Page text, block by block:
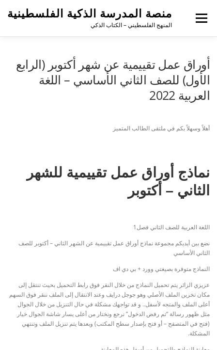
المحتوى
منصة المدرسة الذكية الفلسطينية
المنهج الفلسطيني – الكتاب الذكي
القائمة
أوراق عمل تقييمية عن شهر أكتوبر (الرابع
الأول) للصف الثاني الأساسي – اللغة
العربية 2022
أهلاً وسهلاً بكم في ملتقى الطالب المتميز
نماذج أوراق عمل تقييمية للشهر
الثاني – أكتوبر
اللغة العربية للصف الثاني فصل1
نضع بين أيديكم مجموعة نماذج أوراق عمل تقييمية عن الشهر الثاني – أكتوبر للصف
الثاني الأساسي
النماذج متوفرة بصيغتي وورد + بي دي اف
عزيزي الزائر يتم تحميل النماذج من خلال النقر فوق رابط التحميل بحيث تنتقل إلى
مكان تخزين الملف الأصلي وهو جوجل درايف وعند الانتقال إلى الملف ننقر فوق السهم
أعلى الملف والمتجه لأسفل.. و قد تواجهك مشكلة في حال التنزيل من خلال الجوال
مثل ظهور رسالة “تم رفض الدخول” نرجع ونختار من أعلى يسار شاشة الجوال خيار
(فتح في المتصفح – أو فتح بإصدار سطح المكتب) وبعدها يتم تنزيل الملف وتنتهي
المشكلة.